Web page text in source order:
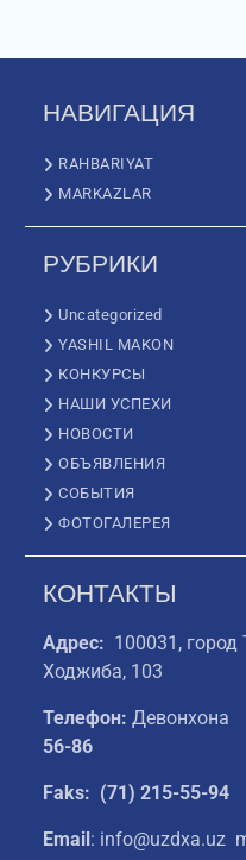
НАВИГАЦИЯ
RAHBARIYAT
MARKAZLAR
РУБРИКИ
Uncategorized
YASHIL MAKON
КОНКУРСЫ
НАШИ УСПЕХИ
НОВОСТИ
ОБЪЯВЛЕНИЯ
СОБЫТИЯ
ФОТОГАЛЕРЕЯ
КОНТАКТЫ
Адрес: 100031,
Ходжиба, 103
Телефон: Девонхона
56-86
Faks: (71) 215-55-94
Email: info@uzdxa.uz